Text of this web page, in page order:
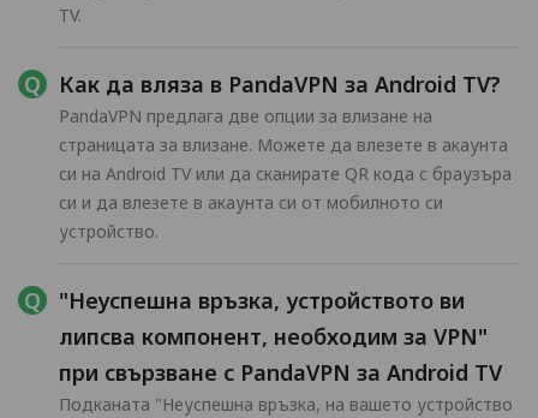
TV.
Как да вляза в PandaVPN за Android TV?
PandaVPN предлага две опции за влизане на
страницата за влизане. Можете да влезете в акаунта
си на Android TV или да сканирате QR кода с браузъра
си и да влезете в акаунта си от мобилното си
устройство.
"Неуспешна връзка, устройството ви
липсва компонент, необходим за VPN"
при свързване с PandaVPN за Android TV
Подканата "Неуспешна връзка, на вашето устройство